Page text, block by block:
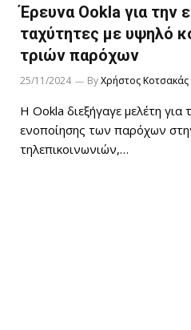
Έρευνα Ookla για την
ταχύτητες με υψηλό
τριών παρόχων
25/11/2024 ByΧρήστος Κοτσακάς
Η Ookla διεξήγαγε μελέτη για
ενοποίησης των παρόχων
τηλεπικοινωνιών,…